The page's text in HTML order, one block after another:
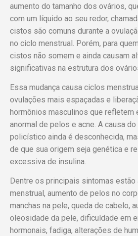
aumento do tamanho dos ovários,
com um líquido ao seu redor,
cistos são comuns durante a
no ciclo menstrual. Porém, para
cistos não somem e ainda causam
significativas na estrutura dos
Essa mudança causa ciclos
ovulações mais espaçadas e
hormônios masculinos que refletem
anormal de pelos e acne. A causa
policístico ainda é desconhecida,
de que sua origem seja genética e
excessiva de insulina.
Dentre os principais sintomas estão
menstrual, aumento de pelos no
manchas na pele, queda de cabelo,
oleosidade da pele, dificuldade em
hormonais, fadiga, alterações de